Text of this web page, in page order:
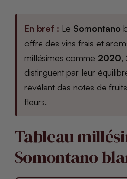
En bref : Le Somontano
offre des vins frais et
millésimes comme 2020,
distinguent par leur
révélant des notes de
fleurs.
Tableau
Somontano